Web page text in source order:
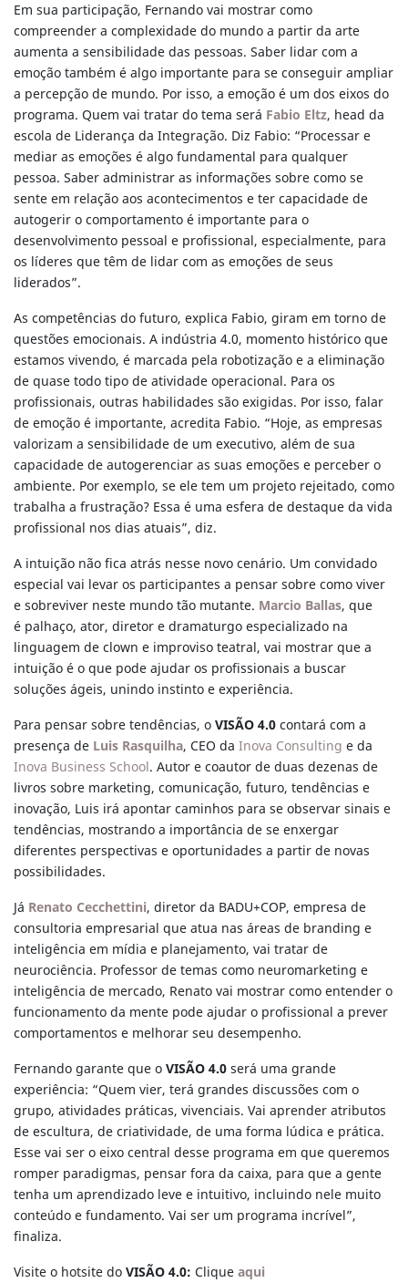
Em sua participação, Fernando vai mostrar como
compreender a complexidade do mundo a partir da arte
aumenta a sensibilidade das pessoas. Saber lidar com a
emoção também é algo importante para se conseguir ampliar
a percepção de mundo. Por isso, a emoção é um dos eixos do
programa. Quem vai tratar do tema será Fabio Eltz, head da
escola de Liderança da Integração. Diz Fabio: “Processar e
mediar as emoções é algo fundamental para qualquer
pessoa. Saber administrar as informações sobre como se
sente em relação aos acontecimentos e ter capacidade de
autogerir o comportamento é importante para o
desenvolvimento pessoal e profissional, especialmente, para
os líderes que têm de lidar com as emoções de seus
liderados”.
As competências do futuro, explica Fabio, giram em torno de
questões emocionais. A indústria 4.0, momento histórico que
estamos vivendo, é marcada pela robotização e a eliminação
de quase todo tipo de atividade operacional. Para os
profissionais, outras habilidades são exigidas. Por isso, falar
de emoção é importante, acredita Fabio. “Hoje, as empresas
valorizam a sensibilidade de um executivo, além de sua
capacidade de autogerenciar as suas emoções e perceber o
ambiente. Por exemplo, se ele tem um projeto rejeitado, como
trabalha a frustração? Essa é uma esfera de destaque da vida
profissional nos dias atuais”, diz.
A intuição não fica atrás nesse novo cenário. Um convidado
especial vai levar os participantes a pensar sobre como viver
e sobreviver neste mundo tão mutante. Marcio Ballas, que
é palhaço, ator, diretor e dramaturgo especializado na
linguagem de clown e improviso teatral, vai mostrar que a
intuição é o que pode ajudar os profissionais a buscar
soluções ágeis, unindo instinto e experiência.
Para pensar sobre tendências, oVISÃO 4.0contará com a
presença de Luis Rasquilha, CEO da Inova Consulting e da
Inova Business School. Autor e coautor de duas dezenas de
livros sobre marketing, comunicação, futuro, tendências e
inovação, Luis irá apontar caminhos para se observar sinais e
tendências, mostrando a importância de se enxergar
diferentes perspectivas e oportunidades a partir de novas
possibilidades.
Já Renato Cecchettini, diretor da BADU+COP, empresa de
consultoria empresarial que atua nas áreas de branding e
inteligência em mídia e planejamento, vai tratar de
neurociência. Professor de temas como neuromarketing e
inteligência de mercado, Renato vai mostrar como entender o
funcionamento da mente pode ajudar o profissional a prever
comportamentos e melhorar seu desempenho.
Fernando garante que oVISÃO 4.0será uma grande
experiência: “Quem vier, terá grandes discussões com o
grupo, atividades práticas, vivenciais. Vai aprender atributos
de escultura, de criatividade, de uma forma lúdica e prática.
Esse vai ser o eixo central desse programa em que queremos
romper paradigmas, pensar fora da caixa, para que a gente
tenha um aprendizado leve e intuitivo, incluindo nele muito
conteúdo e fundamento. Vai ser um programa incrível”,
finaliza.
Visite o hotsite doVISÃO 4.0: Cliqueaqui